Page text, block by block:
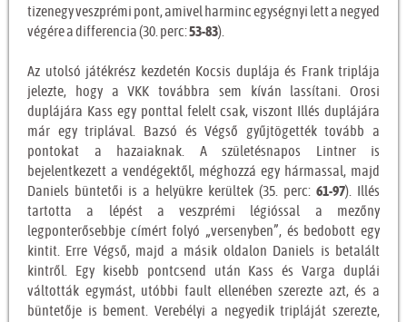
tizenegy veszprémi pont, amivel harminc egységnyi lett a negyed
végére a differencia (30. perc:53-83).
Az utolsó játékrész kezdetén Kocsis duplája és Frank triplája
jelezte, hogy a VKK továbbra sem kíván lassítani. Orosi
duplájára Kass egy ponttal felelt csak, viszont Illés duplájára
már egy triplával. Bazsó és Végső gyűjtögették tovább a
pontokat a hazaiaknak. A születésnapos Lintner is
bejelentkezett a vendégektől, méghozzá egy hármassal, majd
Daniels büntetői is a helyükre kerültek (35. perc: 61-97). Illés
tartotta a lépést a veszprémi légióssal a mezőny
legponterősebbje címért folyó „versenyben”, és bedobott egy
kintit. Erre Végső, majd a másik oldalon Daniels is betalált
kintről. Egy kisebb pontcsend után Kass és Varga duplái
váltották egymást, utóbbi fault ellenében szerezte azt, és a
büntetője is bement. Verebélyi a negyedik tripláját szerezte,